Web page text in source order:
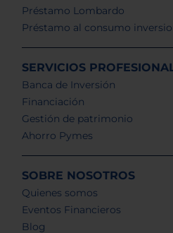
Préstamo Lombardo
Préstamo al consumo
SERVICIOS
Banca de Inversión
Financiación
Gestión de patrimonio
Ahorro Pymes
SOBRE NOSOTROS
Quienes somos
Eventos Financieros
Blog